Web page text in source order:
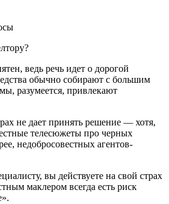
ведь речь идет о дорогой
обычно собирают с большим
разумеется, привлекают
не дает принять решение — хотя,
телесюжеты про черных
недобросовестных агентов-
вы действуете на свой страх
маклером всегда есть риск